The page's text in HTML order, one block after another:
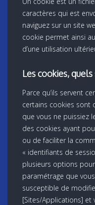
caractères qui est
naviguez sur un site
cookie permet ainsi
d’une utilisation
Les cookies,
Parce qu’ils servent
certains cookies sont
que vous ne puissiez
des cookies ayant
ou de faciliter la
« identifiants de
plusieurs options
paramétrage que
susceptible de
[Sites/Applications] et